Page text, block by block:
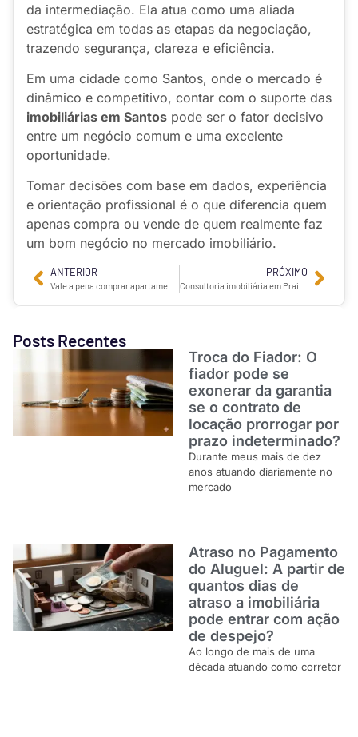
da intermediação. Ela atua como uma aliada
estratégica em todas as etapas da negociação,
trazendo segurança, clareza e eficiência.
Em uma cidade como Santos, onde o mercado é
dinâmico e competitivo, contar com o suporte das
imobiliárias em Santos pode ser o fator decisivo
entre um negócio comum e uma excelente
oportunidade.
Tomar decisões com base em dados, experiência
e orientação profissional é o que diferencia quem
apenas compra ou vende de quem realmente faz
um bom negócio no mercado imobiliário.
ANTERIOR PRÓXIMO
Posts Recentes
Troca do Fiador: O
fiador pode se
exonerar da garantia
se o contrato de
locação prorrogar por
prazo indeterminado?
Durante meus mais de dez
anos atuando diariamente no
mercado
Atraso no Pagamento
do Aluguel: A partir de
quantos dias de
atraso a imobiliária
pode entrar com ação
de despejo?
Ao longo de mais de uma
década atuando como corretor